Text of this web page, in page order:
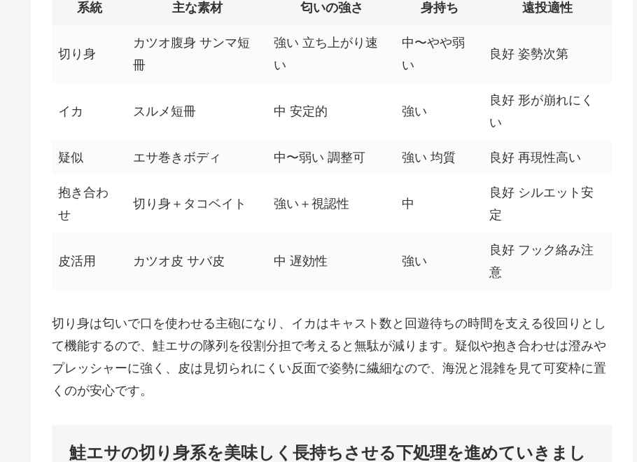
系統 主な素材 匂いの強さ 身持ち 遠投適性
切り身
カツオ腹身 サンマ短
冊
強い 立ち上がり速
い
中〜やや弱
い
良好 姿勢次第
イカ スルメ短冊 中 安定的 強い
良好 形が崩れにく
い
疑似 エサ巻きボディ 中〜弱い 調整可 強い 均質 良好 再現性高い
抱き合わ
せ
切り身＋タコベイト 強い＋視認性 中
良好 シルエット安
定
皮活用 カツオ皮 サバ皮 中 遅効性 強い
良好 フック絡み注
意
切り身は匂いで口を使わせる主砲になり、イカはキャスト数と回遊待ちの時間を支える役回りとし
て機能するので、鮭エサの隊列を役割分担で考えると無駄が減ります。疑似や抱き合わせは澄みや
プレッシャーに強く、皮は見切られにくい反面で姿勢に繊細なので、海況と混雑を見て可変枠に置
くのが安心です。
鮭エサの切り身系を美味しく長持ちさせる下処理を進めていきまし